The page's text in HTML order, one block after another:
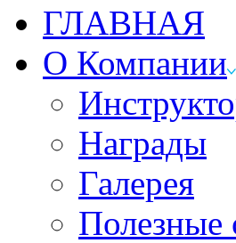
ГЛАВНАЯ
О Компании
Награды
Галерея
Полезные